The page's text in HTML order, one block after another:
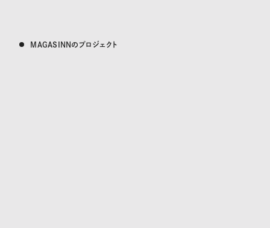
MAGASINNのプロジェクト